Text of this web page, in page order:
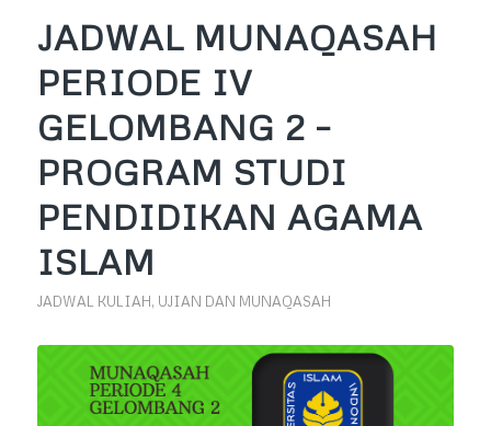
JADWAL MUNAQASAH
PERIODE IV
GELOMBANG 2 –
PROGRAM STUDI
PENDIDIKAN AGAMA
ISLAM
JADWAL KULIAH, UJIAN DAN MUNAQASAH